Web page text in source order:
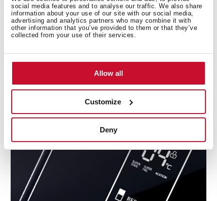
social media features and to analyse our traffic. We also share
information about your use of our site with our social media,
advertising and analytics partners who may combine it with
other information that you’ve provided to them or that they’ve
collected from your use of their services.
Allow all
Customize
Deny
La temperatura de tu frigorífico siempre
bajo control
temperatura a través de unos sensores localizados en el
interior del frigorífico que mantienen la temperatura
estable y constante para que tus alimentos siempre